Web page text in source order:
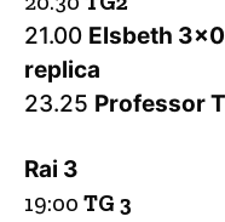
21.00 Elsbeth
replica
23.25 Professor T
Rai 3
19:00 TG 3